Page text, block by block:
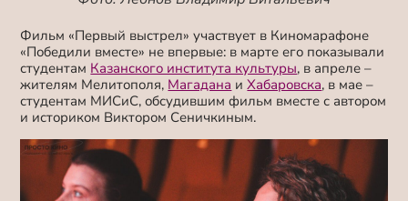
Фильм «Первый выстрел» участвует в Киномарафоне
«Победили вместе» не впервые: в марте его показывали
студентам Казанского института культуры, в апреле –
жителям Мелитополя, Магадана иХабаровска, в мае –
студентам МИСиС, обсудившим фильм вместе с автором
и историком Виктором Сеничкиным.